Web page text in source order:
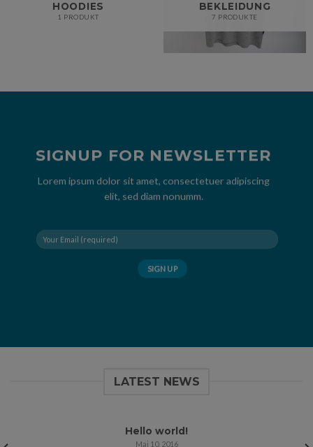
HOODIES
1 PRODUKT
BEKLEIDUNG
7 PRODUKTE
SIGNUP FOR NEWSLETTER
Lorem ipsum dolor sit amet, consectetuer adipiscing
elit, sed diam nonumm.
LATEST NEWS
Hello world!
Mai 10, 2016